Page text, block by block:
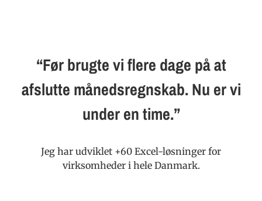
“Før brugte vi flere dage på at
afslutte månedsregnskab. Nu er vi
under en time.”
Jeg har udviklet +60 Excel-løsninger for
virksomheder i hele Danmark.